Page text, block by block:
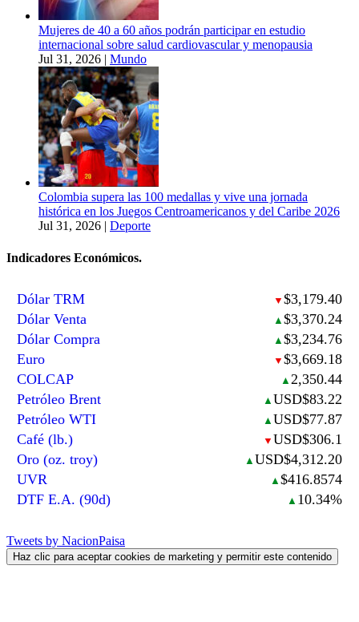
Mujeres de 40 a 60 años podrán participar en estudio
internacional sobre salud cardiovascular y menopausia
Jul 31, 2026 | Mundo
Colombia supera las 100 medallas y vive una jornada
histórica en los Juegos Centroamericanos y del Caribe 2026
Jul 31, 2026 | Deporte
Indicadores Económicos.
Dólar TRM ▼ $3,179.40
Dólar Venta
▲ $3,370.24
Dólar Compra
▲ $3,234.76
Euro
▼ $3,669.18
COLCAP
▲ 2,350.44
Petróleo Brent
▲ USD$83.22
Petróleo WTI
▲ USD$77.87
Café (lb.)
▼ USD$306.1
Oro (oz. troy)
▲ USD$4,312.20
UVR
▲ $416.8574
DTF E.A. (90d)
▲ 10.34%
Tweets by NacionPaisa
Haz clic para aceptar cookies de marketing y permitir este contenido